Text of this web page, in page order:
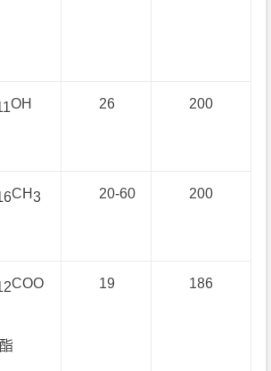
OH 26 200
CH 3 20-60 200
COO
19 186